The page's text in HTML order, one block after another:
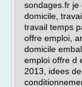
sondages.fr je
domicile,
travail temps
offre emploi,
domicile
emploi offre d
2013, idees